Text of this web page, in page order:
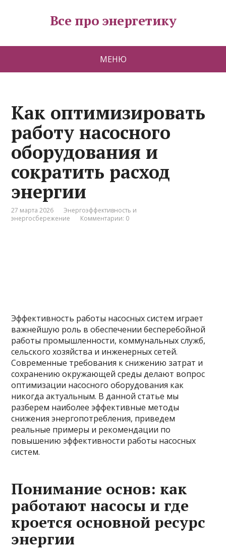
Все про энергетику
МЕНЮ
Как оптимизировать
работу насосного
оборудования и
сократить расход
энергии
27 марта 2026
Энергоэффективность и
энергосбережение
Комментарии: 0
Эффективность работы насосных систем играет
важнейшую роль в обеспечении бесперебойной
работы промышленности, коммунальных служб,
сельского хозяйства и инженерных сетей.
Современные требования к снижению затрат и
сохранению окружающей среды делают вопрос
оптимизации насосного оборудования как
никогда актуальным. В данной статье мы
разберем наиболее эффективные методы
снижения энергопотребления, приведем
реальные примеры и рекомендации по
повышению эффективности работы насосных
систем.
Понимание основ: как
работают насосы и где
кроется основной ресурс
энергии